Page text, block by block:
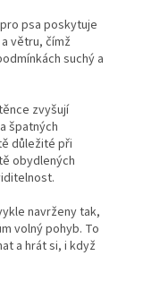
psa poskytuje
větru, čímž
suchý a
zvyšují
špatných
důležité při
obydlených
navrženy tak,
volný pohyb. To
a hrát si, i když